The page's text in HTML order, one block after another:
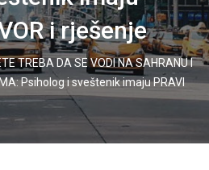
i rješenje
TREBA DA SE VODI NA SAHRANU I
Psiholog i sveštenik imaju PRAVI